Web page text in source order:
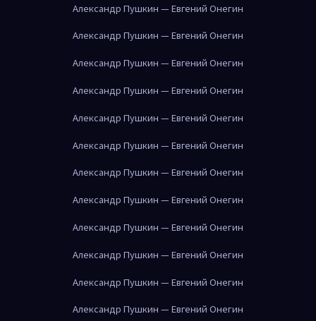
Александр Пушкин — Евгений Онегин
Александр Пушкин — Евгений Онегин
Александр Пушкин — Евгений Онегин
Александр Пушкин — Евгений Онегин
Александр Пушкин — Евгений Онегин
Александр Пушкин — Евгений Онегин
Александр Пушкин — Евгений Онегин
Александр Пушкин — Евгений Онегин
Александр Пушкин — Евгений Онегин
Александр Пушкин — Евгений Онегин
Александр Пушкин — Евгений Онегин
Александр Пушкин — Евгений Онегин